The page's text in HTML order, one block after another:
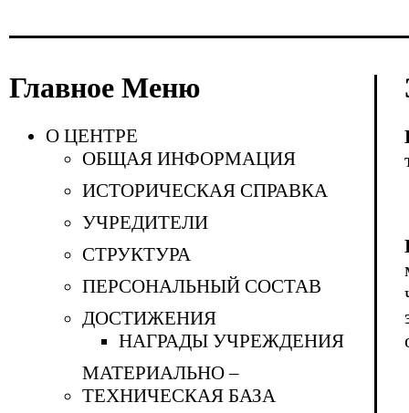
Главное Меню
О ЦЕНТРЕ
ОБЩАЯ ИНФОРМАЦИЯ
ИСТОРИЧЕСКАЯ СПРАВКА
УЧРЕДИТЕЛИ
СТРУКТУРА
ПЕРСОНАЛЬНЫЙ СОСТАВ
ДОСТИЖЕНИЯ
НАГРАДЫ УЧРЕЖДЕНИЯ
МАТЕРИАЛЬНО –
ТЕХНИЧЕСКАЯ БАЗА